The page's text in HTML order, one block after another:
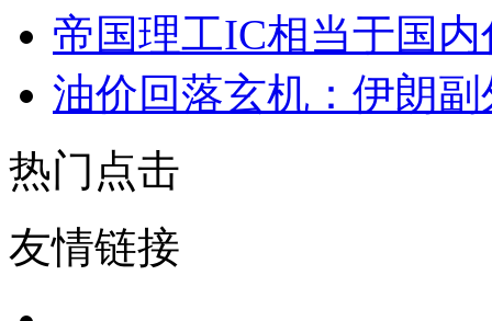
帝国理工IC相当于国
油价回落玄机：伊朗
热门点击
友情链接